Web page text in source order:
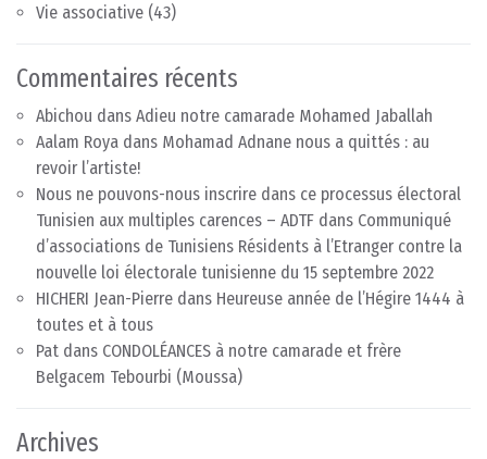
Vie associative (43)
Commentaires récents
Abichou dans Adieu notre camarade Mohamed Jaballah
Aalam Roya dans Mohamad Adnane nous a quittés : au
revoir l’artiste!
Nous ne pouvons-nous inscrire dans ce processus électoral
Tunisien aux multiples carences – ADTF dans Communiqué
d’associations de Tunisiens Résidents à l’Etranger contre la
nouvelle loi électorale tunisienne du 15 septembre 2022
HICHERI Jean-Pierre dans Heureuse année de l’Hégire 1444 à
toutes et à tous
Pat dans CONDOLÉANCES à notre camarade et frère
Belgacem Tebourbi (Moussa)
Archives